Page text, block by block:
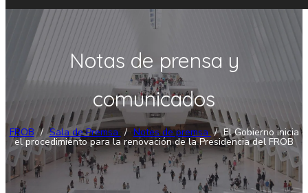
Notas de prensa y
comunicados
FROB / Sala de Premsa / Notes de premsa / El Gobierno inicia
el procedimiento para la renovación de la Presidencia del FROB